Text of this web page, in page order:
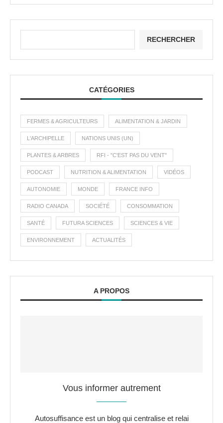
RECHERCHER
CATÉGORIES
FERMES & AGRICULTEURS ALIMENTATION & JARDIN
L'ARCHIPELLE NATIONS UNIS (UN)
PLANTES & ARBRES RFI - "C'EST PAS DU VENT"
PODCAST NUTRITION & ALIMENTATION VIDÉOS
AUTONOMIE MONDE FRANCE INFO
RADIO CANADA SOCIÉTÉ CONSOMMATION
SANTÉ FUTURA SCIENCES SCIENCES & VIE
ENVIRONNEMENT ACTUALITÉS
A PROPOS
Vous informer autrement
Autosuffisance est un blog qui centralise et relai